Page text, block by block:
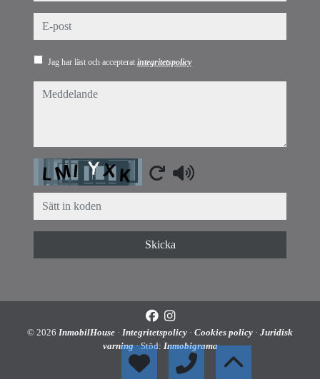
e-post
Jag har läst och accepterat integritetspolicy
meddelande
Captcha
Skicka
© 2026 InmobilHouse · Integritetspolicy · Cookies policy · Juridisk
varning· Stöd: Inmobigrama